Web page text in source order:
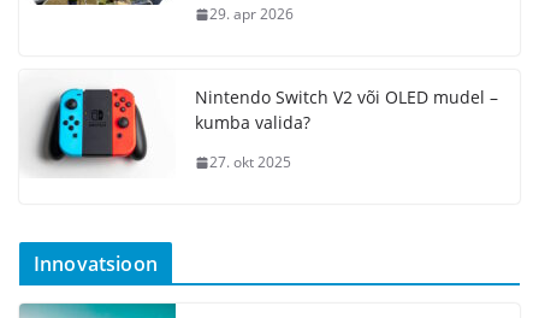
29. apr 2026
Nintendo Switch V2 või OLED mudel –
kumba valida?
27. okt 2025
Innovatsioon